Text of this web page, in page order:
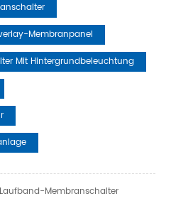
Membranpanel
Mit Hintergrundbeleuchtung
Membranschalter